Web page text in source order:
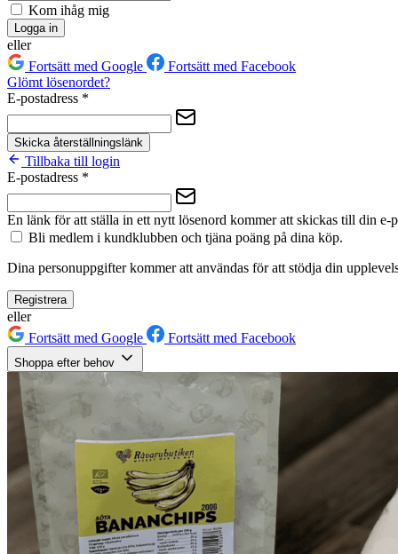
Kom ihåg mig
Logga in
eller
Fortsätt med Google
Fortsätt med Facebook
Glömt lösenordet?
E-postadress *
Skicka återställningslänk
Tillbaka till login
E-postadress *
En länk för att ställa in ett nytt lösenord kommer att skickas till din e-
Bli medlem i kundklubben och tjäna poäng på dina köp.
Dina personuppgifter kommer att användas för att stödja din
Registrera
eller
Fortsätt med Google
Fortsätt med Facebook
Shoppa efter behov